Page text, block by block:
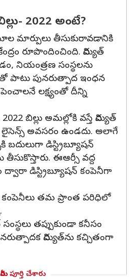
2022 అంటే?
మార్పులు తీసుకురావడానికి
రూపొందించింది. విద్యుత్
నియంత్రణ సంస్థలను
పునరుత్పాద ఇంధన
లక్ష్యంతో దీన్ని
బిల్లు అమల్లోకి వస్తే విద్యుత్
అవసరం ఉండదు. అలాగే
బదులుగా డిస్ట్రిబ్యూషన్
తీసుకొస్తారు. ఈఆర్సీ వద్ద
డిస్ట్రిబ్యూషన్ కంపెనీగా
కంపెనీలు తమ ప్రాంత పరిధిలో
తప్పుకుండా కనీసం
విద్యుత్‌ను కచ్చితంగా
మీరు పూర్తి చేశారు